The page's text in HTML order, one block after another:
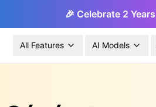
🎉 Celebrate 2
All Features AI Models